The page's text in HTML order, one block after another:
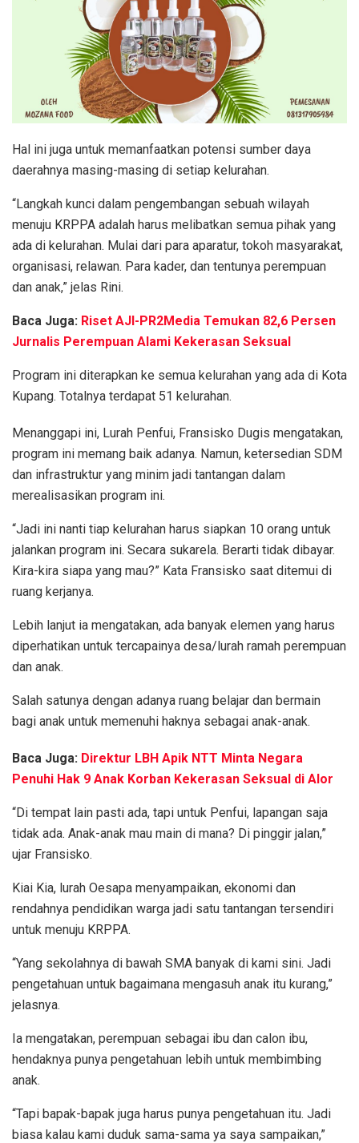
Hal ini juga untuk memanfaatkan potensi sumber daya
daerahnya masing-masing di setiap kelurahan.
“Langkah kunci dalam pengembangan sebuah wilayah
menuju KRPPA adalah harus melibatkan semua pihak yang
ada di kelurahan. Mulai dari para aparatur, tokoh masyarakat,
organisasi, relawan. Para kader, dan tentunya perempuan
dan anak,” jelas Rini.
Baca Juga: Riset AJI-PR2Media Temukan 82,6 Persen
Jurnalis Perempuan Alami Kekerasan Seksual
Program ini diterapkan ke semua kelurahan yang ada di Kota
Kupang. Totalnya terdapat 51 kelurahan.
Menanggapi ini, Lurah Penfui, Fransisko Dugis mengatakan,
program ini memang baik adanya. Namun, ketersedian SDM
dan infrastruktur yang minim jadi tantangan dalam
merealisasikan program ini.
“Jadi ini nanti tiap kelurahan harus siapkan 10 orang untuk
jalankan program ini. Secara sukarela. Berarti tidak dibayar.
Kira-kira siapa yang mau?” Kata Fransisko saat ditemui di
ruang kerjanya.
Lebih lanjut ia mengatakan, ada banyak elemen yang harus
diperhatikan untuk tercapainya desa/lurah ramah perempuan
dan anak.
Salah satunya dengan adanya ruang belajar dan bermain
bagi anak untuk memenuhi haknya sebagai anak-anak.
Baca Juga: Direktur LBH Apik NTT Minta Negara
Penuhi Hak 9 Anak Korban Kekerasan Seksual di Alor
“Di tempat lain pasti ada, tapi untuk Penfui, lapangan saja
tidak ada. Anak-anak mau main di mana? Di pinggir jalan,”
ujar Fransisko.
Kiai Kia, lurah Oesapa menyampaikan, ekonomi dan
rendahnya pendidikan warga jadi satu tantangan tersendiri
untuk menuju KRPPA.
“Yang sekolahnya di bawah SMA banyak di kami sini. Jadi
pengetahuan untuk bagaimana mengasuh anak itu kurang,”
jelasnya.
Ia mengatakan, perempuan sebagai ibu dan calon ibu,
hendaknya punya pengetahuan lebih untuk membimbing
anak.
“Tapi bapak-bapak juga harus punya pengetahuan itu. Jadi
biasa kalau kami duduk sama-sama ya saya sampaikan,”